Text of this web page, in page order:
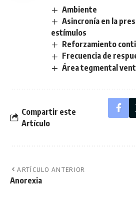
Ambiente
Asincronía en la
estímulos
Reforzamiento
Frecuencia de
Área tegmental
Compartir este
Artículo
ARTÍCULO ANTERIOR
Anorexia